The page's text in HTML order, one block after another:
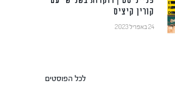
קורין קיציס
24 באפריל 2023
לכל הפוסטים